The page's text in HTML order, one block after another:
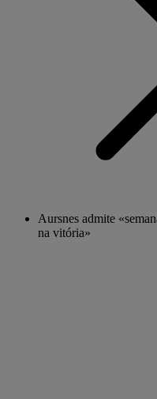
Aursnes admite
na vitória»